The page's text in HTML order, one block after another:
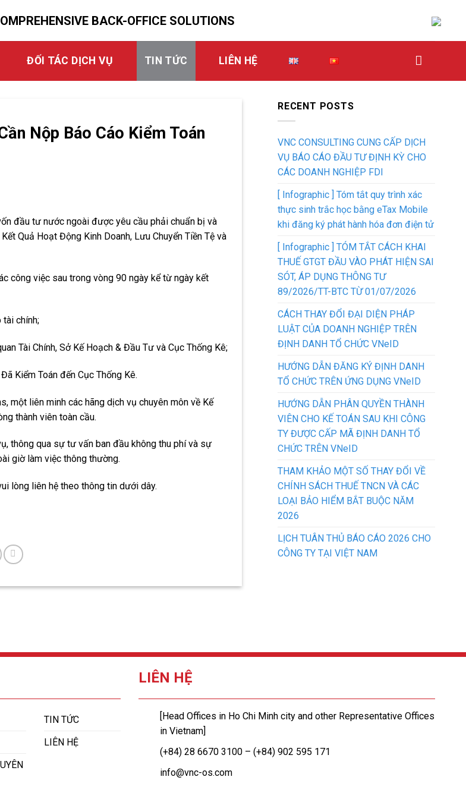
BACK-OFFICE SOLUTIONS
ĐỐI TÁC DỊCH VỤ TIN TỨC LIÊN HỆ
Nộp Báo Cáo Kiểm Toán
đầu tư nước ngoài được yêu cầu phải chuẩn bị và
Quả Hoạt Động Kinh Doanh, Lưu Chuyển Tiền Tệ và
công việc sau trong vòng 90 ngày kể từ ngày kết
tài chính;
Tài Chính, Sở Kế Hoạch & Đầu Tư và Cục Thống Kê;
Kiểm Toán đến Cục Thống Kê.
một liên minh các hãng dịch vụ chuyên môn về Kế
thành viên toàn cầu.
thông qua sự tư vấn ban đầu không thu phí và sự
giờ làm việc thông thường.
lòng liên hệ theo thông tin dưới dây.
RECENT POSTS
VNC CONSULTING CUNG CẤP DỊCH
VỤ BÁO CÁO ĐẦU TƯ ĐỊNH KỲ CHO
CÁC DOANH NGHIỆP FDI
[ Infographic ] Tóm tắt quy trình xác
thực sinh trắc học bằng eTax Mobile
khi đăng ký phát hành hóa đơn điện tử
[ Infographic ] TÓM TẮT CÁCH KHAI
THUẾ GTGT ĐẦU VÀO PHÁT HIỆN SAI
SÓT, ÁP DỤNG THÔNG TƯ
89/2026/TT-BTC TỪ 01/07/2026
CÁCH THAY ĐỔI ĐẠI DIỆN PHÁP
LUẬT CỦA DOANH NGHIỆP TRÊN
ĐỊNH DANH TỔ CHỨC VNeID
HƯỚNG DẪN ĐĂNG KÝ ĐỊNH DANH
TỔ CHỨC TRÊN ỨNG DỤNG VNeID
HƯỚNG DẪN PHÂN QUYỀN THÀNH
VIÊN CHO KẾ TOÁN SAU KHI CÔNG
TY ĐƯỢC CẤP MÃ ĐỊNH DANH TỔ
CHỨC TRÊN VNeID
THAM KHẢO MỘT SỐ THAY ĐỔI VỀ
CHÍNH SÁCH THUẾ TNCN VÀ CÁC
LOẠI BẢO HIỂM BẮT BUỘC NĂM
2026
LỊCH TUÂN THỦ BÁO CÁO 2026 CHO
CÔNG TY TẠI VIỆT NAM
TIN TỨC
LIÊN HỆ
LIÊN HỆ
[Head Offices in Ho Chi Minh city and other Representative Offices
in Vietnam]
(+84) 28 6670 3100 – (+84) 902 595 171
info@vnc-os.com